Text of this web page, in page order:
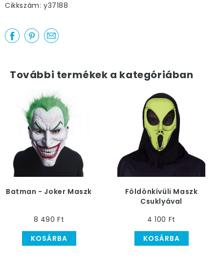
Cikkszám: y37188
További termékek a kategóriában
Batman - Joker Maszk
8 490 Ft
KOSÁRBA
Földönkívüli Maszk
Csuklyával
4 100 Ft
KOSÁRBA